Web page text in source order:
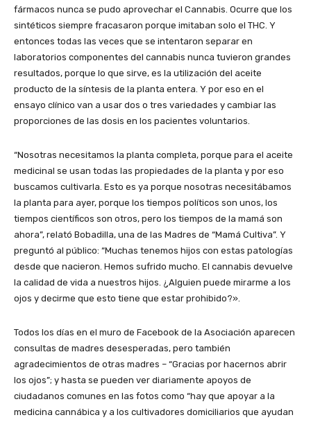
fármacos nunca se pudo aprovechar el Cannabis. Ocurre que los
sintéticos siempre fracasaron porque imitaban solo el THC. Y
entonces todas las veces que se intentaron separar en
laboratorios componentes del cannabis nunca tuvieron grandes
resultados, porque lo que sirve, es la utilización del aceite
producto de la síntesis de la planta entera. Y por eso en el
ensayo clínico van a usar dos o tres variedades y cambiar las
proporciones de las dosis en los pacientes voluntarios.
“Nosotras necesitamos la planta completa, porque para el aceite
medicinal se usan todas las propiedades de la planta y por eso
buscamos cultivarla. Esto es ya porque nosotras necesitábamos
la planta para ayer, porque los tiempos políticos son unos, los
tiempos científicos son otros, pero los tiempos de la mamá son
ahora”, relató Bobadilla, una de las Madres de “Mamá Cultiva”. Y
preguntó al público: “Muchas tenemos hijos con estas patologías
desde que nacieron. Hemos sufrido mucho. El cannabis devuelve
la calidad de vida a nuestros hijos. ¿Alguien puede mirarme a los
ojos y decirme que esto tiene que estar prohibido?».
Todos los días en el muro de Facebook de la Asociación aparecen
consultas de madres desesperadas, pero también
agradecimientos de otras madres – “Gracias por hacernos abrir
los ojos”; y hasta se pueden ver diariamente apoyos de
ciudadanos comunes en las fotos como “hay que apoyar a la
medicina cannábica y a los cultivadores domiciliarios que ayudan